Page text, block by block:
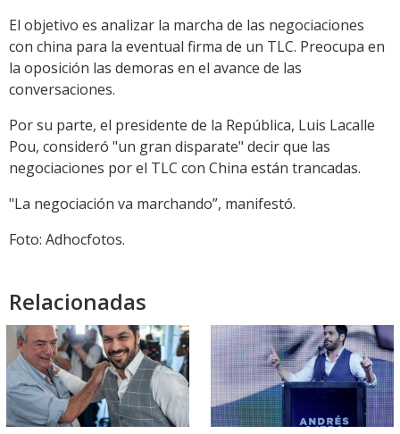
El objetivo es analizar la marcha de las negociaciones
con china para la eventual firma de un TLC. Preocupa en
la oposición las demoras en el avance de las
conversaciones.
Por su parte, el presidente de la República, Luis Lacalle
Pou, consideró "un gran disparate" decir que las
negociaciones por el TLC con China están trancadas.
"La negociación va marchando”, manifestó.
Foto: Adhocfotos.
Relacionadas